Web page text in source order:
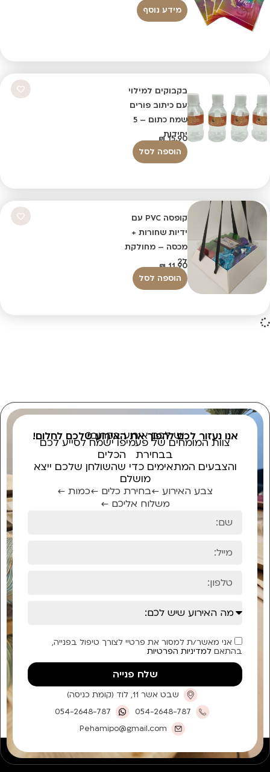
מידע נוסף
בקבוקים למילוי
עם כיתוב פורים
שמח כתום – 5
יחידות₪15.90
הוספה לסל
קופסה PVC עם
ידיות שחורות +
מכסה – מחולקת
ל2
₪11.90
הוספה לסל
יש לכם אירוע בקרוב?
אנו נעזור לכם להפוך את האירוע שלכם לחלום!
צוות המומחים של פעמיפו ישמח לסייע לכם
בבחירת הכלים
והצבעים המתאימים כדי שהשולחן שלכם ייצא
מושלם
צבע האירוע ←בחירת כלים ←כמות ←
משלוח אליכם ←
אני מאשר/ת למסור את פרטיי לצורך טיפול בפנייה,
בהתאם למדיניות הפרטיות
שלח פנייה
שבט אשר 11, לוד (קומת כניסה)
054-2648-787
054-2648-787
Pehamipo@gmail.com